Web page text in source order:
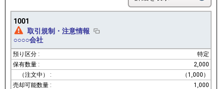
1001
取引規制・注意情報
○○○○会社
特定
2,000
（1,000）
1,000